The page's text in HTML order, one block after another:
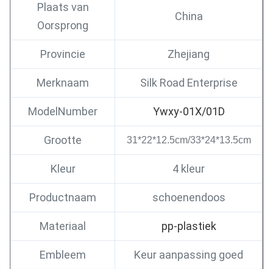
Plaats van
Oorsprong
China
Provincie Zhejiang
Merknaam Silk Road Enterprise
ModelNumber Ywxy-01X/01D
Grootte 31*22*12.5cm/33*24*13.5cm
Kleur 4 kleur
Productnaam schoenendoos
Materiaal pp-plastiek
Embleem Keur aanpassing goed